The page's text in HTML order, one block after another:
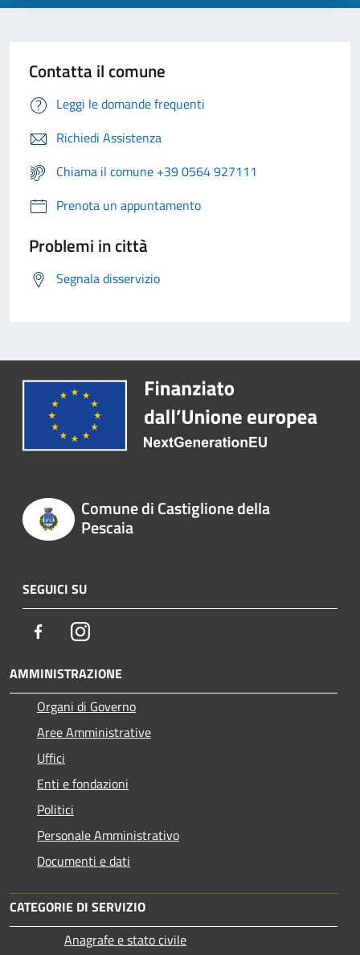
Contatta il comune
Leggi le domande frequenti
Richiedi Assistenza
Chiama il comune +39 0564 927111
Prenota un appuntamento
Problemi in città
Segnala disservizio
Comune di Castiglione della
Pescaia
SEGUICI SU
FacebookInstagram
AMMINISTRAZIONE
Organi di Governo
Aree Amministrative
Uffici
Enti e fondazioni
Politici
Personale Amministrativo
Documenti e dati
CATEGORIE DI SERVIZIO
Anagrafe e stato civile